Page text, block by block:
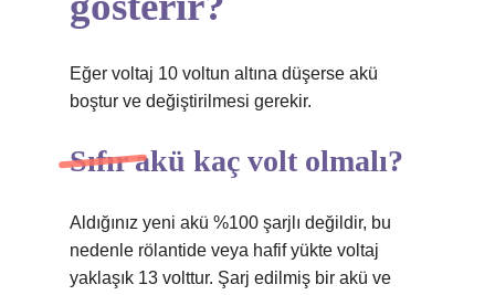
Eğer voltaj 10 voltun altına düşerse akü
boştur ve değiştirilmesi gerekir.
Sıfır akü kaç volt olmalı?
Aldığınız yeni akü %100 şarjlı değildir, bu
nedenle rölantide veya hafif yükte voltaj
yaklaşık 13 volttur. Şarj edilmiş bir akü ve